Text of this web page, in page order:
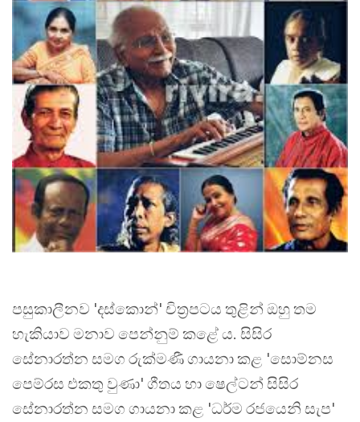
පසුකාලීනව 'දස්කොන්' චිත්‍රපටය තුළින් ඔහු තම
හැකියාව මනාව පෙන්නුම් කළේ ය. සිසිර
සේනාරත්න සමග රුක්මණී ගායනා කළ 'සොම්නස
පෙම්රස එකතු වුණා' ගීතය හා ෂෙල්ටන් සිසිර
සේනාරත්න සමග ගායනා කළ 'ධර්ම රජයෙනි සැප'